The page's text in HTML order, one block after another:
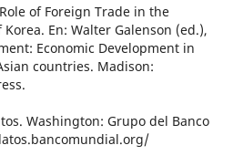
of Foreign Trade in the
En: Walter Galenson (ed.),
Economic Development in
countries. Madison:
Washington: Grupo del Banco